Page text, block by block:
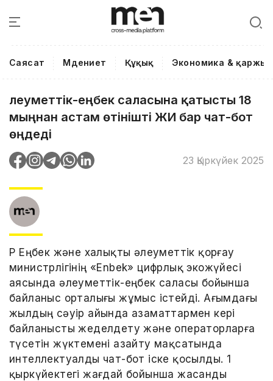
Саясат Мәдениет Құқық Экономика & қаржы
Әлеуметтік-еңбек саласына қатысты 18
мыңнан астам өтінішті ЖИ бар чат-бот
өңдеді
23 Қыркүйек 2025
ҚР Еңбек және халықты әлеуметтік қорғау
министрлігінің «Enbek» цифрлық экожүйесі
аясында әлеуметтік-еңбек саласы бойынша
байланыс орталығы жұмыс істейді. Ағымдағы
жылдың сәуір айында азаматтармен кері
байланысты жеделдету және операторларға
түсетін жүктемені азайту мақсатында
интеллектуалды чат-бот іске қосылды. 1
қыркүйектегі жағдай бойынша жасанды